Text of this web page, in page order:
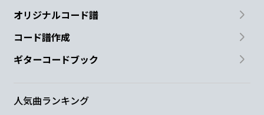
オリジナルコード譜
コード譜作成
ギターコードブック
人気曲ランキング